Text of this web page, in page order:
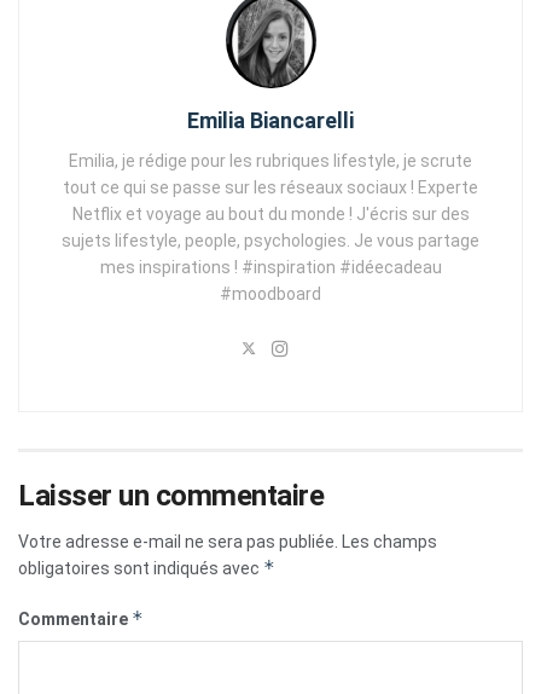
Emilia Biancarelli
Emilia, je rédige pour les rubriques lifestyle, je scrute
tout ce qui se passe sur les réseaux sociaux ! Experte
Netflix et voyage au bout du monde ! J'écris sur des
sujets lifestyle, people, psychologies. Je vous partage
mes inspirations ! #inspiration #idéecadeau
#moodboard
Laisser un commentaire
Votre adresse e-mail ne sera pas publiée. Les champs
obligatoires sont indiqués avec *
Commentaire *